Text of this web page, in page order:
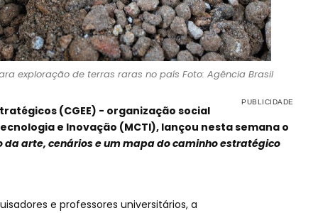
exploração de terras raras no país Foto: Agência Brasil
(CGEE) - organização social
e Inovação (MCTI), lançou nesta semana o
da arte, cenários e um mapa do caminho estratégico
e professores universitários, a